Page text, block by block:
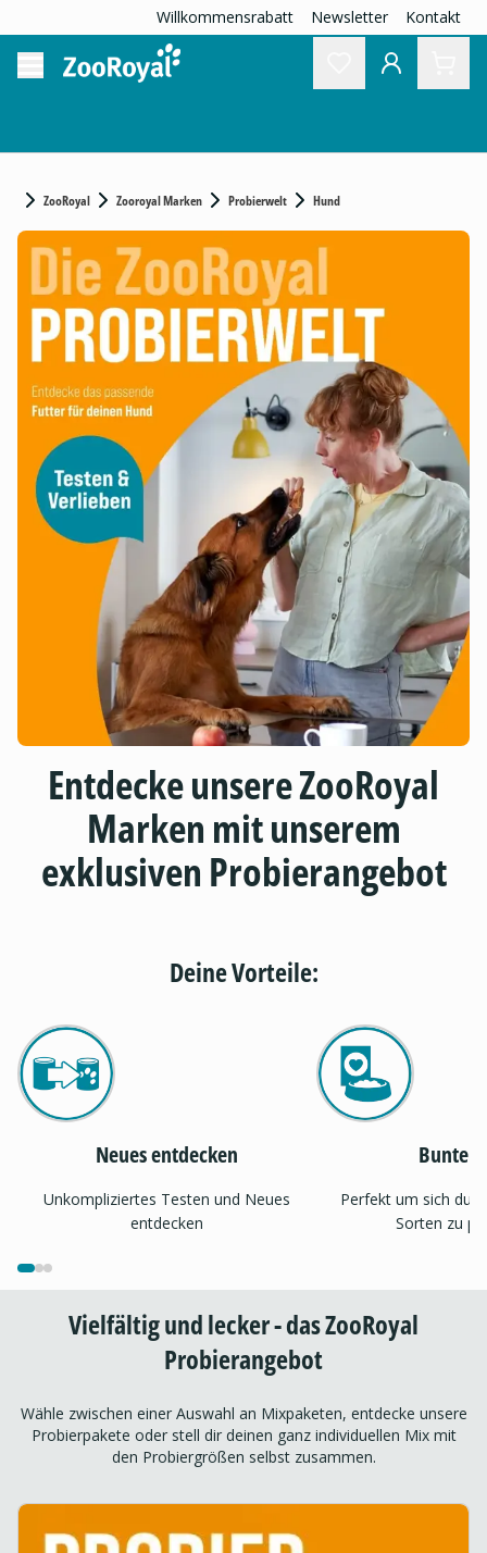
Willkommensrabatt Newsletter Kontakt
ZooRoyal Zooroyal Marken Probierwelt Hund
Entdecke unsere ZooRoyal
Marken mit unserem
exklusiven Probierangebot
Deine Vorteile:
Neues entdecken
Unkompliziertes Testen und Neues
entdecken
Bunter
Perfekt um sich
Sorten zu
Vielfältig und lecker - das ZooRoyal
Probierangebot
Wähle zwischen einer Auswahl an Mixpaketen, entdecke unsere
Probierpakete oder stell dir deinen ganz individuellen Mix mit
den Probiergrößen selbst zusammen.